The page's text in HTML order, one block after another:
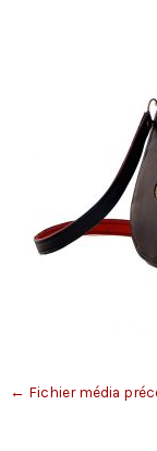
← Fichier média